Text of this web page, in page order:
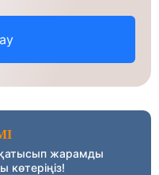
қатысып жарамды